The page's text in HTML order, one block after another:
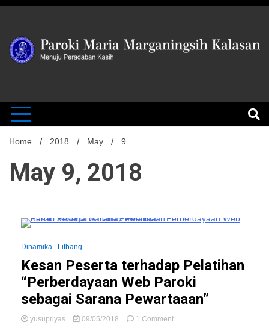
Skip
Paroki
Kalasan
Home 2018 May 9
May 9, 2018
Dinamika
Litbang
Kesan Peserta terhadap Pelatihan
“Perberdayaan Web Paroki
sebagai Sarana Pewartaaan”
yusupriyas 09/05/2018 1 Commenton